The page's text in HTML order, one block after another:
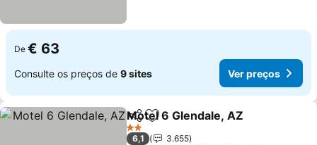
De € 63
Consulte os preços de 9 sites Ver preços
PartilharAdicionar aos favoritos
Motel 6 Glendale, AZ
2 Estrelas
6,1
3.655